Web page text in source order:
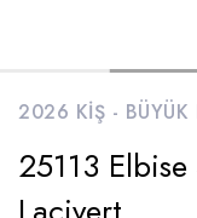
2026 KIŞ - BÜYÜK
25113